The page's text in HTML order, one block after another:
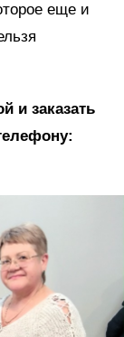
еще и
и заказать